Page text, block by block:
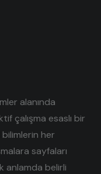
alanında
çalışma esaslı bir
her
sayfaları
anlamda belirli